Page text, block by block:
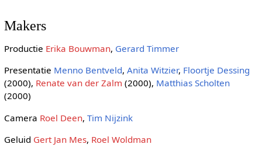
Makers
Productie Erika Bouwman, Gerard Timmer
Presentatie Menno Bentveld, Anita Witzier, Floortje Dessing
(2000), Renate van der Zalm (2000), Matthias Scholten
(2000)
Camera Roel Deen, Tim Nijzink
Geluid Gert Jan Mes, Roel Woldman